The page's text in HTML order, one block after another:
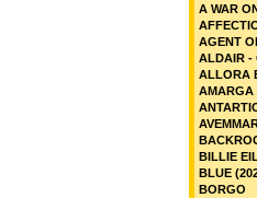
A WAR
AGENT
ALDAIR -
ALLORA
AMARGA
BILLIE
BLUE
BORGO